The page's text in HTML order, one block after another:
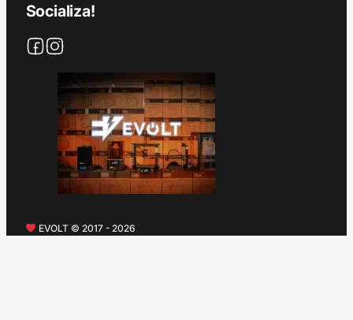
Socializa!
EVOLT © 2017 - 2026